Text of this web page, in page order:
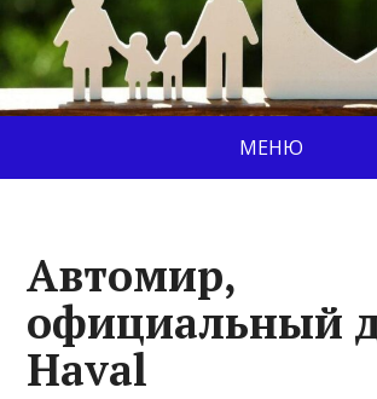
МЕНЮ
Автомир,
официальный
Haval